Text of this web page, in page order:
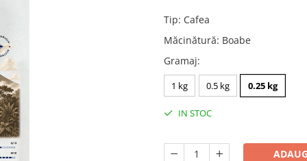
Tip: Cafea
Măcinătură: Boabe
Gramaj:
1 kg 0.5 kg 0.25 kg
IN STOC